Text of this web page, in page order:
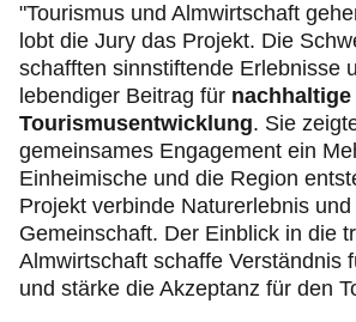
"Tourismus und Almwirtschaft
lobt die Jury das Projekt. Die
schafften sinnstiftende Erlebnisse
lebendiger Beitrag für nachhaltige
Tourismusentwicklung. Sie
gemeinsames Engagement ein
Einheimische und die Region
Projekt verbinde Naturerlebnis
Gemeinschaft. Der Einblick in die
Almwirtschaft schaffe Verständnis
und stärke die Akzeptanz für den